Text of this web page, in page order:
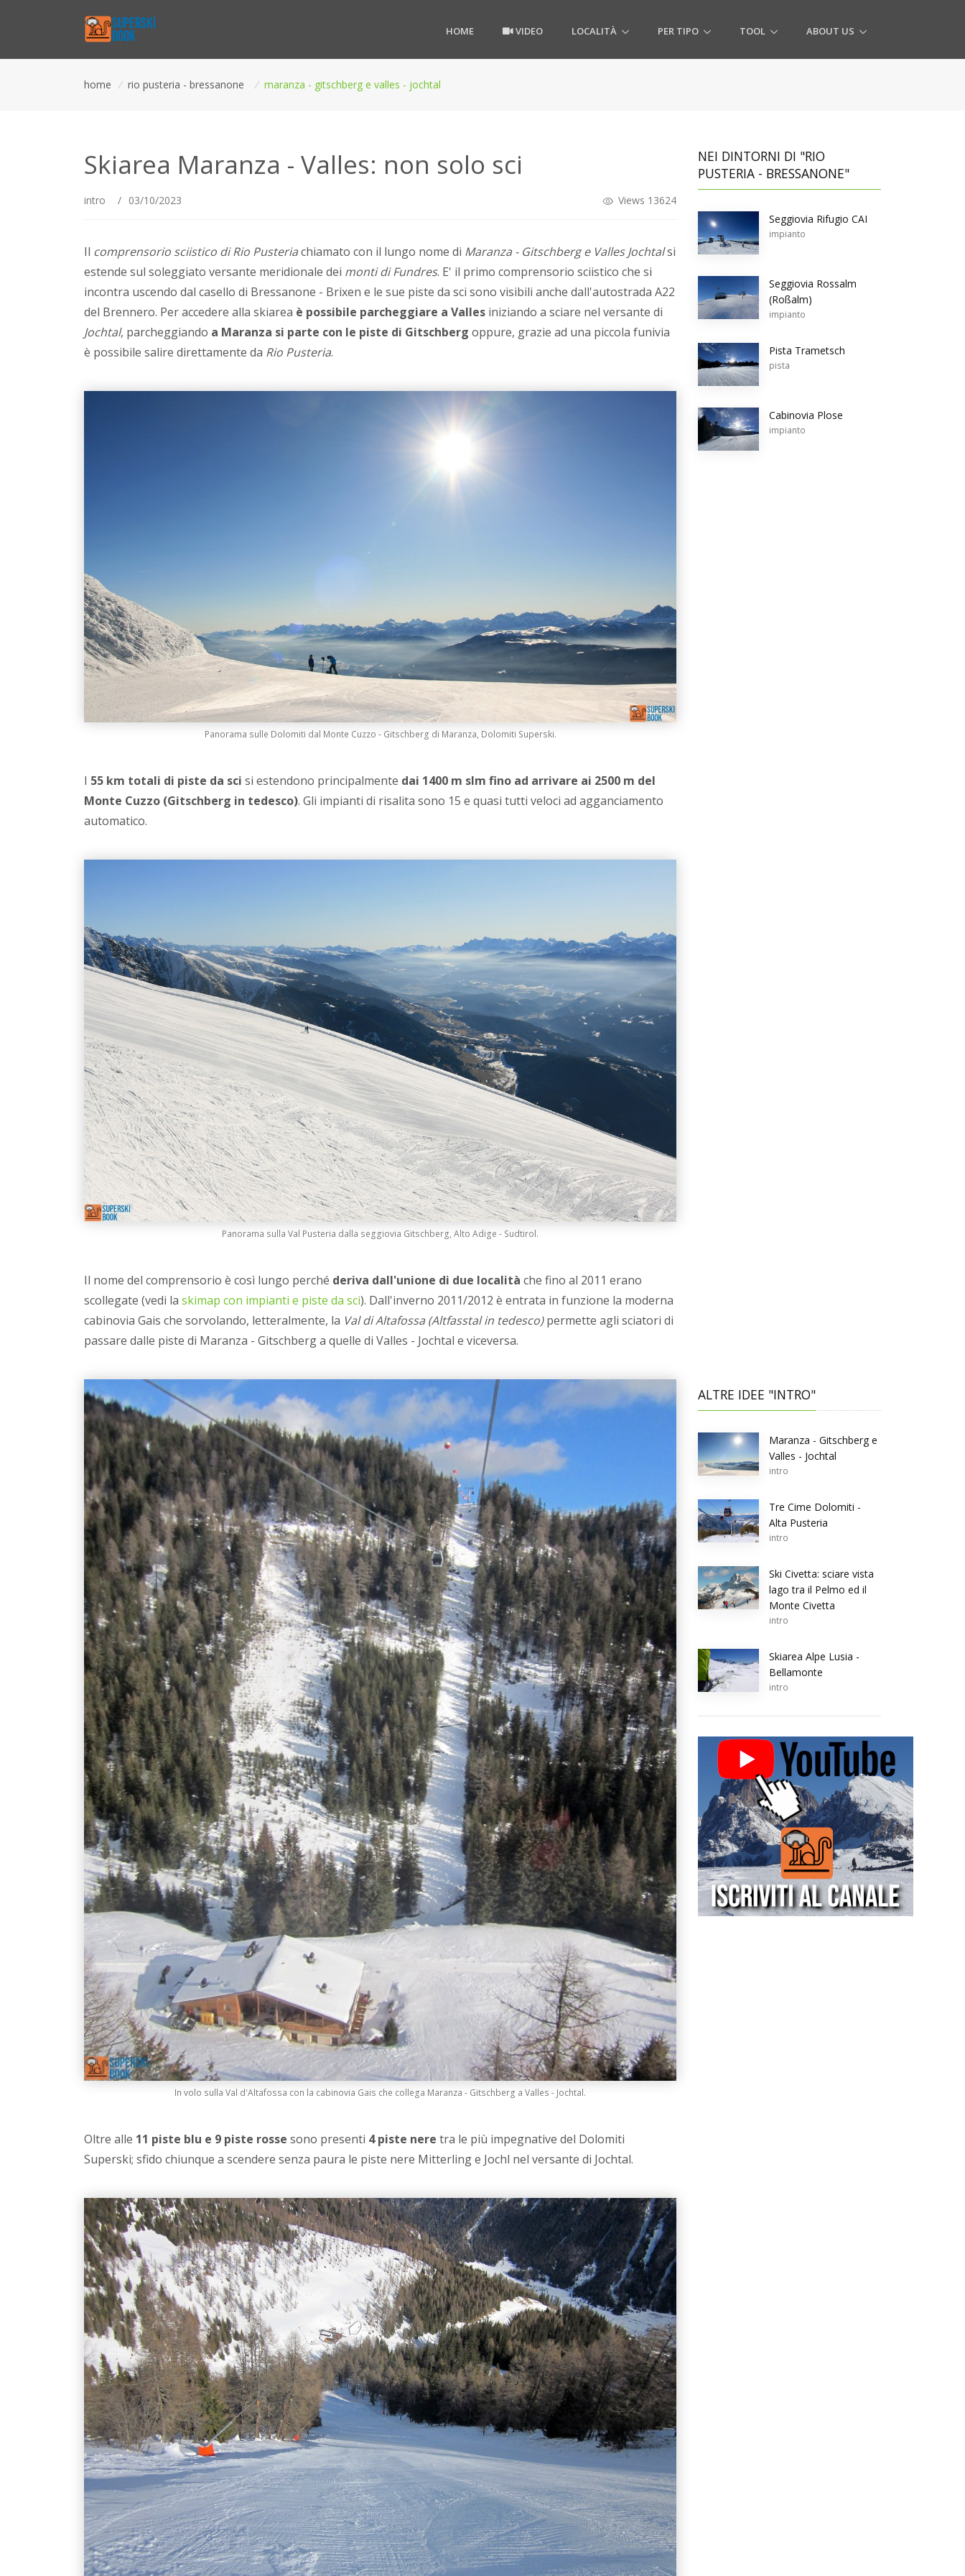
HOME VIDEO LOCALITÀ PER TIPO TOOL ABOUT US
home / rio pusteria - bressanone / maranza - gitschberg e valles - jochtal
Skiarea Maranza - Valles: non solo sci
intro / 03/10/2023 Views 13624
Il comprensorio sciistico di Rio Pusteriachiamato con il lungo nome di Maranza - Gitschberg e Valles Jochtalsi
estende sul soleggiato versante meridionale dei monti di Fundres. E' il primo comprensorio sciistico che si
incontra uscendo dal casello di Bressanone - Brixen e le sue piste da sci sono visibili anche dall'autostrada A22
del Brennero. Per accedere alla skiarea è possibile parcheggiare a Valles iniziando a sciare nel versante di
Jochtal, parcheggiando a Maranza si parte con le piste di Gitschberg oppure, grazie ad una piccola funivia
è possibile salire direttamente da Rio Pusteria.
Panorama sulle Dolomiti dal Monte Cuzzo - Gitschberg di Maranza, Dolomiti Superski.
I 55 km totali di piste da sci si estendono principalmente dai 1400 m slm fino ad arrivare ai 2500 m del
Monte Cuzzo (Gitschberg in tedesco). Gli impianti di risalita sono 15 e quasi tutti veloci ad agganciamento
automatico.
Panorama sulla Val Pusteria dalla seggiovia Gitschberg, Alto Adige - Sudtirol.
Il nome del comprensorio è così lungo perché deriva dall'unione di due località che fino al 2011 erano
scollegate (vedi la skimap con impianti e piste da sci). Dall'inverno 2011/2012 è entrata in funzione la moderna
cabinovia Gais che sorvolando, letteralmente, la Val di Altafossa (Altfasstal in tedesco)permette agli sciatori di
passare dalle piste di Maranza - Gitschberg a quelle di Valles - Jochtal e viceversa.
In volo sulla Val d'Altafossa con la cabinovia Gais che collega Maranza - Gitschberg a Valles - Jochtal.
Oltre alle 11 piste blu e 9 piste rosse sono presenti 4 piste nere tra le più impegnative del Dolomiti
Superski; sfido chiunque a scendere senza paura le piste nere Mitterling e Jochl nel versante di Jochtal.
NEI DINTORNI DI "RIO
PUSTERIA - BRESSANONE"
Seggiovia Rifugio CAI
impianto
Seggiovia Rossalm
(Roßalm)
impianto
Pista Trametsch
pista
Cabinovia Plose
impianto
ALTRE IDEE "INTRO"
Maranza - Gitschberg e
Valles - Jochtal
intro
Tre Cime Dolomiti -
Alta Pusteria
intro
Ski Civetta: sciare vista
lago tra il Pelmo ed il
Monte Civetta
intro
Skiarea Alpe Lusia -
Bellamonte
intro